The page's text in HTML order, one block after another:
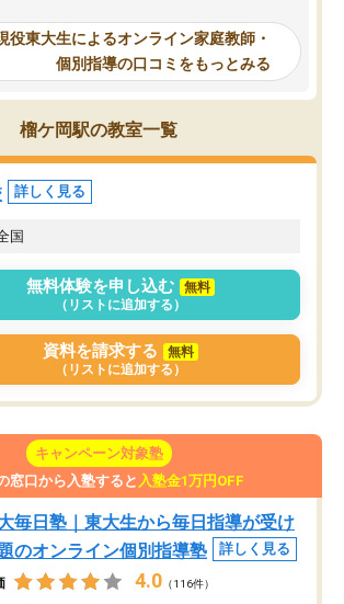
しても安心です。毎日
かもあり、わからない
先生が回答してくれる
ます。
自習室が毎日使えていつ
るのが心強かったよう
謝です。
役東大生によるオンライン家庭教師・
個別指導の口コミをもっとみる
榴ケ岡駅の教室一覧
詳しく見る
国
無料体験を申し込む
無料
（リストに追加する）
資料を請求する
無料
（リストに追加する）
キャンペーン対象塾
窓口から入塾すると 入塾金1万円OFF
毎日塾｜東大生から毎日指導が受け
のオンライン個別指導塾
詳しく見る
4.0 （116件）